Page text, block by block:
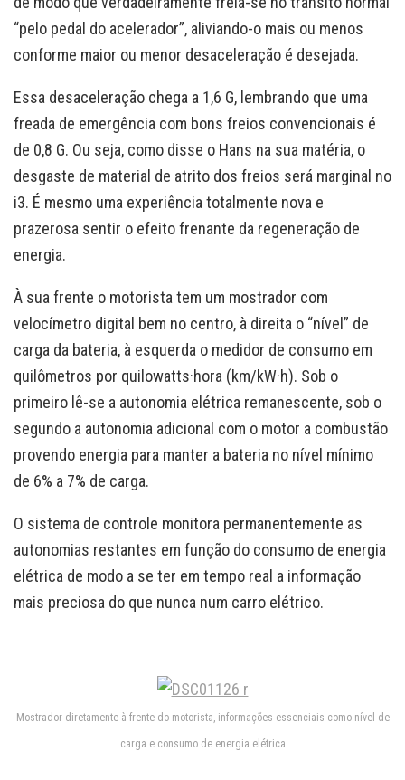
“pelo pedal do acelerador”, aliviando-o mais ou menos
conforme maior ou menor desaceleração é desejada.
Essa desaceleração chega a 1,6 G, lembrando que uma
freada de emergência com bons freios convencionais é
de 0,8 G. Ou seja, como disse o Hans na sua matéria, o
desgaste de material de atrito dos freios será marginal no
i3. É mesmo uma experiência totalmente nova e
prazerosa sentir o efeito frenante da regeneração de
energia.
À sua frente o motorista tem um mostrador com
velocímetro digital bem no centro, à direita o “nível” de
carga da bateria, à esquerda o medidor de consumo em
quilômetros por quilowatts·hora (km/kW·h). Sob o
primeiro lê-se a autonomia elétrica remanescente, sob o
segundo a autonomia adicional com o motor a combustão
provendo energia para manter a bateria no nível mínimo
de 6% a 7% de carga.
O sistema de controle monitora permanentemente as
autonomias restantes em função do consumo de energia
elétrica de modo a se ter em tempo real a informação
mais preciosa do que nunca num carro elétrico.
Mostrador diretamente à frente do motorista, informações essenciais como nível de
carga e consumo de energia elétrica